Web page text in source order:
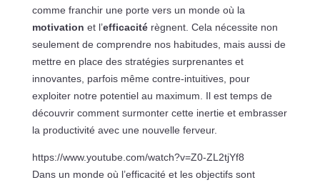
comme franchir une porte vers un monde où la
motivation et l’efficacitérègnent. Cela nécessite non
seulement de comprendre nos habitudes, mais aussi de
mettre en place des stratégies surprenantes et
innovantes, parfois même contre-intuitives, pour
exploiter notre potentiel au maximum. Il est temps de
découvrir comment surmonter cette inertie et embrasser
la productivité avec une nouvelle ferveur.
https://www.youtube.com/watch?v=Z0-ZL2tjYf8
Dans un monde où l’efficacité et les objectifs sont